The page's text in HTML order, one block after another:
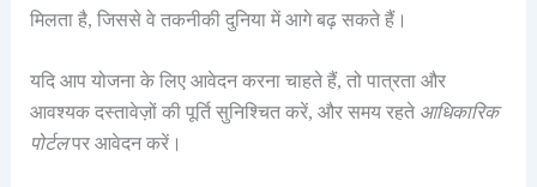
मिलता है, जिससे वे तकनीकी दुनिया में आगे बढ़ सकते हैं।
यदि आप योजना के लिए आवेदन करना चाहते हैं, तो पात्रता और
आवश्यक दस्तावेज़ों की पूर्ति सुनिश्चित करें, और समय रहते आधिकारिक
पोर्टलपर आवेदन करें।